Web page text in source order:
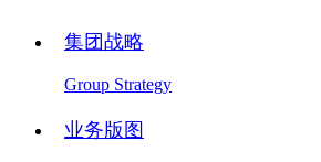
集团战略
Group Strategy
业务版图